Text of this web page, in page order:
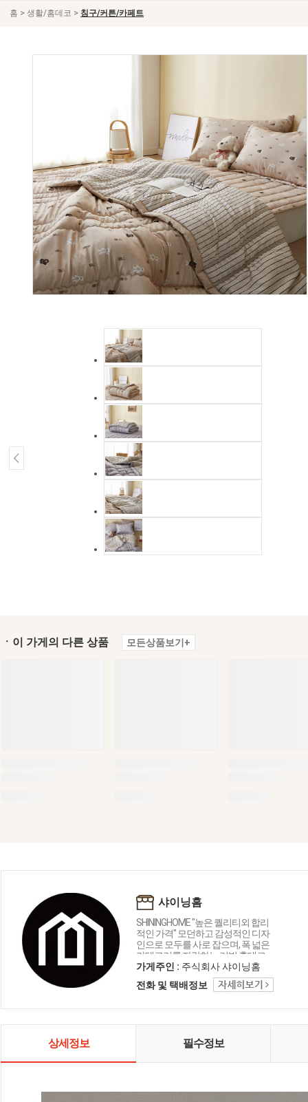
홈 > 생활/홈데코 > 침구/커튼/카페트
ㆍ이 가게의 다른 상품 모든상품보기+
샤이닝홈
SHININGHOME "높은 퀄리티외 합리
적인 가격" 모던하고 감성적인 디자
인으로 모두를 사로 잡으며, 폭 넓은
카테고리를 자랑하는 리빙 홈데코
인테리어 샤이닝홈입니다.
가게주인 : 주식회사 샤이닝홈
전화 및 택배정보
상세정보 필수정보